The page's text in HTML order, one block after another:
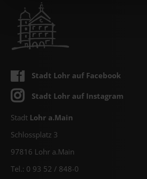
Stadt Lohr auf Facebook
Stadt Lohr auf Instagram
Stadt Lohr a.Main
Schlossplatz 3
97816 Lohr a.Main
Tel.: 0 93 52 / 848-0